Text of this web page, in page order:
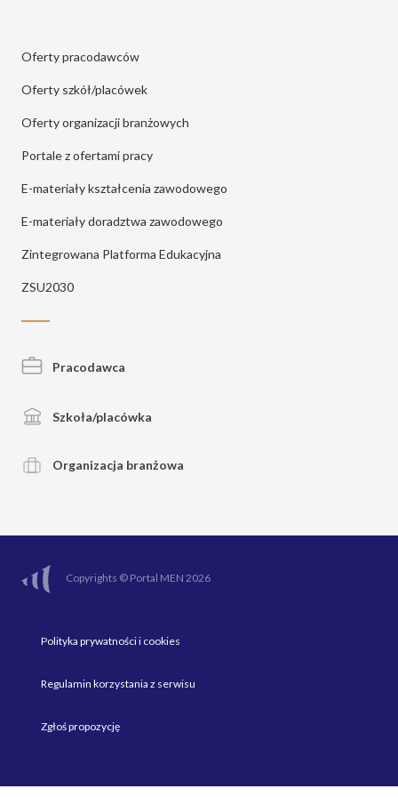
Oferty pracodawców
Oferty szkół/placówek
Oferty organizacji branżowych
Portale z ofertami pracy
E-materiały kształcenia zawodowego
E-materiały doradztwa zawodowego
Zintegrowana Platforma Edukacyjna
ZSU2030
Pracodawca
Szkoła/placówka
Organizacja branżowa
Copyrights © Portal MEN 2026
Polityka prywatności i cookies
Regulamin korzystania z serwisu
Zgłoś propozycję